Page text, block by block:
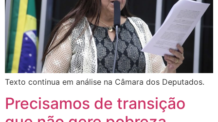
Texto continua em análise na Câmara dos Deputados.
Precisamos de transição